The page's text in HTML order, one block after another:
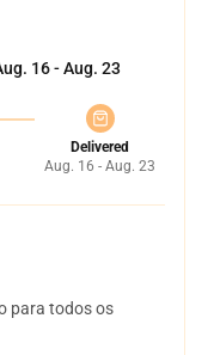
16 - Aug. 23
Delivered
Aug. 16 - Aug. 23
para todos os